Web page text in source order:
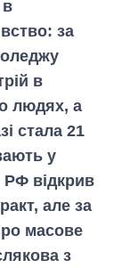
в
за
в
людях, а
стала 21
у
РФ відкрив
але за
масове
з